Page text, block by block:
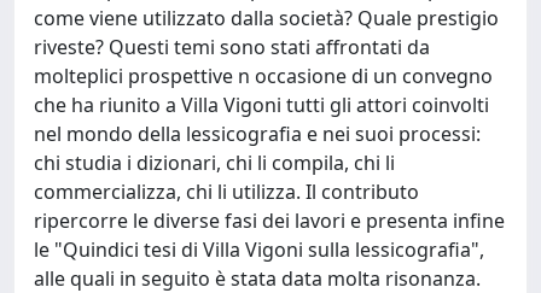
come viene utilizzato dalla società? Quale prestigio
riveste? Questi temi sono stati affrontati da
molteplici prospettive n occasione di un convegno
che ha riunito a Villa Vigoni tutti gli attori coinvolti
nel mondo della lessicografia e nei suoi processi:
chi studia i dizionari, chi li compila, chi li
commercializza, chi li utilizza. Il contributo
ripercorre le diverse fasi dei lavori e presenta infine
le "Quindici tesi di Villa Vigoni sulla lessicografia",
alle quali in seguito è stata data molta risonanza.